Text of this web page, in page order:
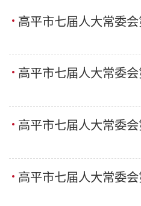
高平市七届人大常委
高平市七届人大常委
高平市七届人大常委
高平市七届人大常委